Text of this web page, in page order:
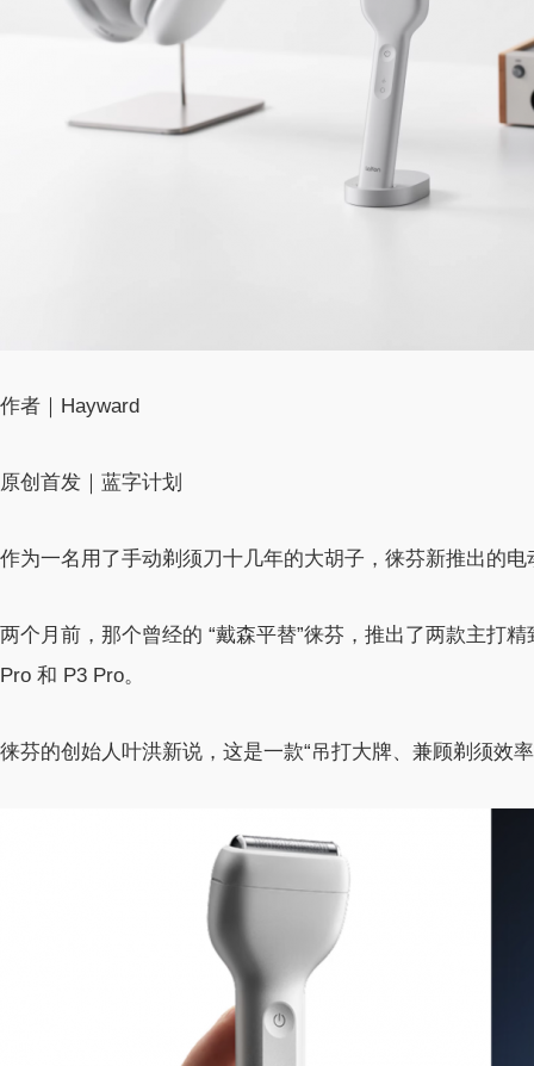
作者｜Hayward
原创首发｜蓝字计划
作为一名用了手动剃须刀十几年的大胡子，徕芬新推出的
两个月前，那个曾经的 “戴森平替”徕芬，推出了两款主打
Pro 和 P3 Pro。
徕芬的创始人叶洪新说，这是一款“吊打大牌、兼顾剃须效